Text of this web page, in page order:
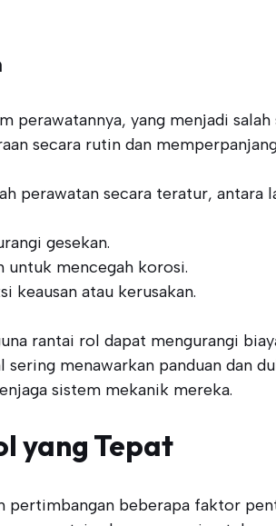
perawatannya, yang menjadi
secara rutin dan
perawatan secara teratur, antara
gesekan.
untuk mencegah korosi.
keausan atau kerusakan.
rantai rol dapat mengurangi
sering menawarkan panduan
sistem mekanik mereka.
yang Tepat
beberapa faktor